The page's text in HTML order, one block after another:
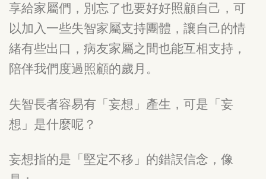
享給家屬們，別忘了也要好好照顧自己，可
以加入一些失智家屬支持團體，讓自己的情
緒有些出口，病友家屬之間也能互相支持，
陪伴我們度過照顧的歲月。
失智長者容易有「妄想」產生，可是「妄
想」是什麼呢？
妄想指的是「堅定不移」的錯誤信念，像